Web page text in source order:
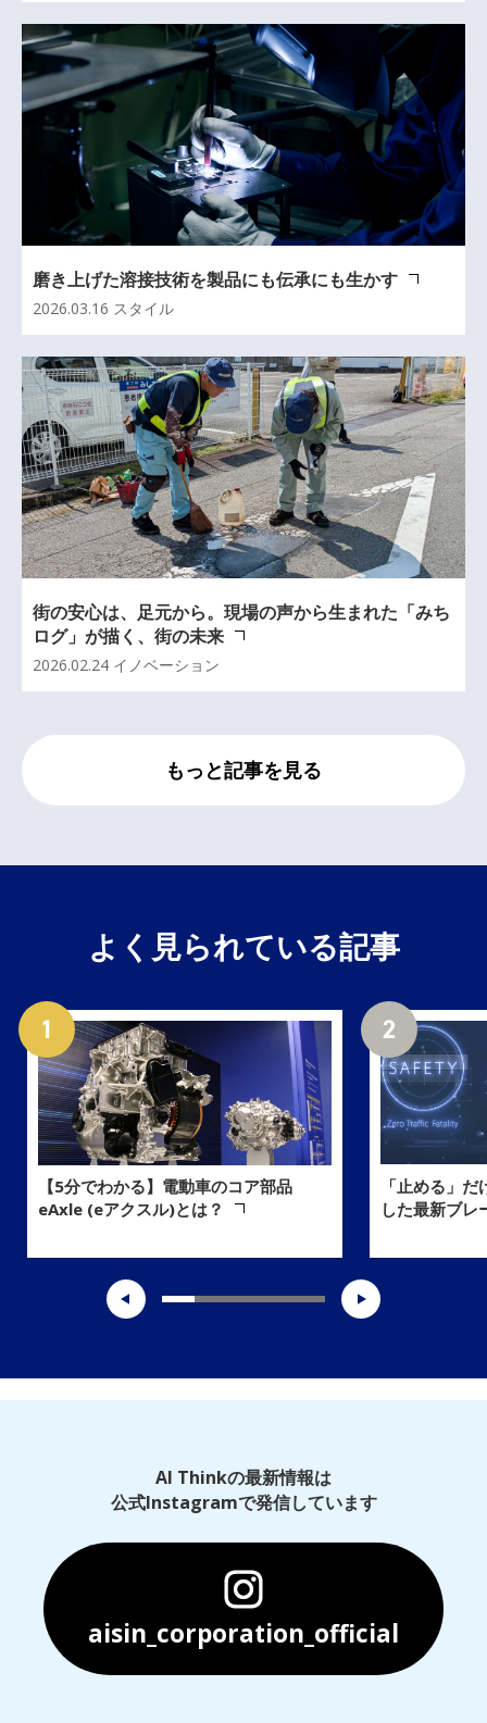
磨き上げた溶接技術を製品にも伝承にも生かす
2026.03.16 スタイル
街の安心は、足元から。現場の声から生まれた「みち
ログ」が描く、街の未来
2026.02.24 イノベーション
もっと記事を見る
よく見られている記事
【5分でわかる】電動車のコア部品
eAxle (eアクスル)とは？
「止める」
した最新ブレ
AI Thinkの最新情報は
公式Instagramで発信しています
aisin_corporation_official